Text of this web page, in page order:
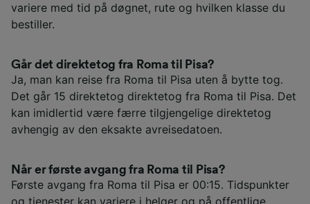
variere med tid på døgnet, rute og hvilken klasse du
bestiller.
Går det direktetog fra Roma til Pisa?
Ja, man kan reise fra Roma til Pisa uten å bytte tog.
Det går 15 direktetog direktetog fra Roma til Pisa. Det
kan imidlertid være færre tilgjengelige direktetog
avhengig av den eksakte avreisedatoen.
Når er første avgang fra Roma til Pisa?
Første avgang fra Roma til Pisa er 00:15. Tidspunkter